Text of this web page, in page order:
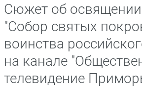
Сюжет об
"Собор святых
воинства
на канале
телевидение